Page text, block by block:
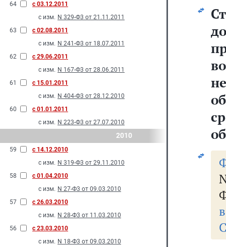
64
с 03.12.2011
с изм. N 329-Ф3 от 21.11.2011
63
с 02.08.2011
с изм. N 241-Ф3 от 18.07.2011
62
с 29.06.2011
с изм. N 167-Ф3 от 28.06.2011
61
с 15.01.2011
с изм. N 404-Ф3 от 28.12.2010
60
с 01.01.2011
с изм. N 223-Ф3 от 27.07.2010
2010
59
с 14.12.2010
с изм. N 319-Ф3 от 29.11.2010
58
с 01.04.2010
с изм. N 27-Ф3 от 09.03.2010
57
с 26.03.2010
с изм. N 28-Ф3 от 11.03.2010
56
с 23.03.2010
с изм. N 18-Ф3 от 09.03.2010